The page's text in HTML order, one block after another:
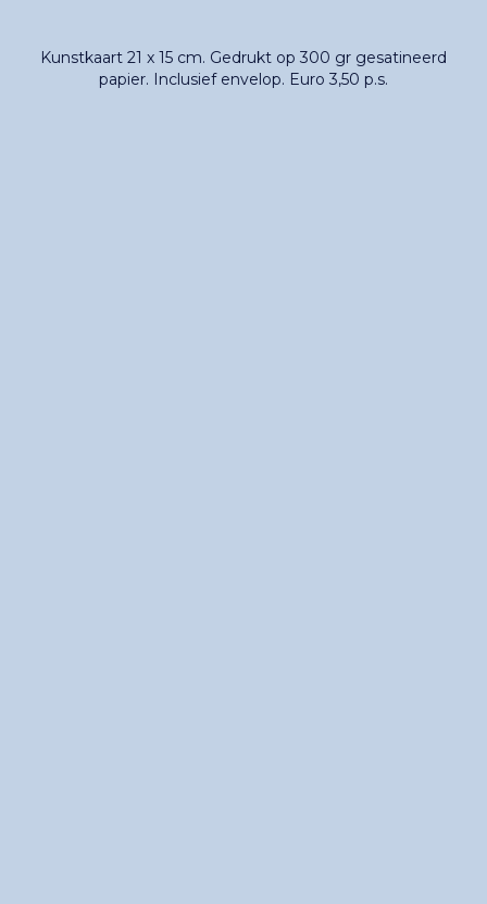
Kunstkaart 21 x 15 cm. Gedrukt op 300 gr gesatineerd
papier. Inclusief envelop. Euro 3,50 p.s.